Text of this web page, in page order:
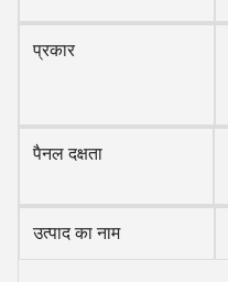
प्रकार
पैनल दक्षता
उत्पाद का नाम